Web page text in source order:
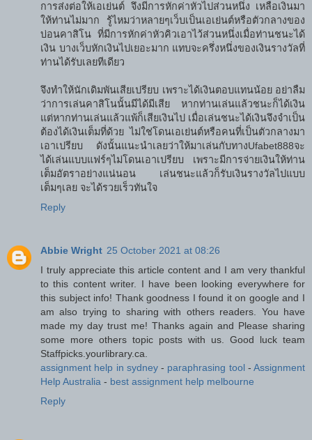
การส่งต่อให้เอเย่นต์ จึงมีการหักค่าหัวไปส่วนหนึ่ง เหลือเงินมา
ให้ท่านไม่มาก รู้ไหมว่าหลายๆเว็บเป็นเอเย่นต์หรือตัวกลางของ
บ่อนคาสิโน ที่มีการหักค่าหัวคิวเอาไว้ส่วนหนึ่งเมื่อท่านชนะได้
เงิน บางเว็บหักเงินไปเยอะมาก แทบจะครึ่งหนึ่งของเงินรางวัลที่
ท่านได้รับเลยทีเดียว
จึงทำให้นักเดิมพันเสียเปรียบ เพราะได้เงินตอบแทนน้อย อย่าลืม
ว่าการเล่นคาสิโนนั้นมีได้มีเสีย หากท่านเล่นแล้วชนะก็ได้เงิน
แต่หากท่านเล่นแล้วแพ้ก็เสียเงินไป เมื่อเล่นชนะได้เงินจึงจำเป็น
ต้องได้เงินเต็มที่ด้วย ไม่ใช่โดนเอเย่นต์หรือคนที่เป็นตัวกลางมา
เอาเปรียบ ดังนั้นแนะนำเลยว่าให้มาเล่นกับทางUfabet888จะ
ได้เล่นแบบแฟร์ๆไม่โดนเอาเปรียบ เพราะมีการจ่ายเงินให้ท่าน
เต็มอัตราอย่างแน่นอน เล่นชนะแล้วก็รับเงินรางวัลไปแบบ
เต็มๆเลย จะได้รวยเร็วทันใจ
Reply
Abbie Wright 25 October 2021 at 08:26
I truly appreciate this article content and I am very thankful
to this content writer. I have been looking everywhere for
this subject info! Thank goodness I found it on google and I
am also trying to sharing with others readers. You have
made my day trust me! Thanks again and Please sharing
some more others topic posts with us. Good luck team
Staffpicks.yourlibrary.ca.
assignment help in sydney- paraphrasing tool- Assignment
Help Australia - best assignment help melbourne
Reply